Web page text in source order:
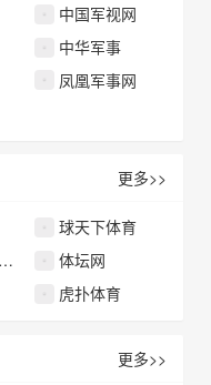
中国军视网
中华军事
凤凰军事网
更多>>
球天下体育
体坛网
虎扑体育
更多>>